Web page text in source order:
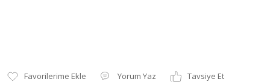
Yorum Yaz
Tavsiye Et